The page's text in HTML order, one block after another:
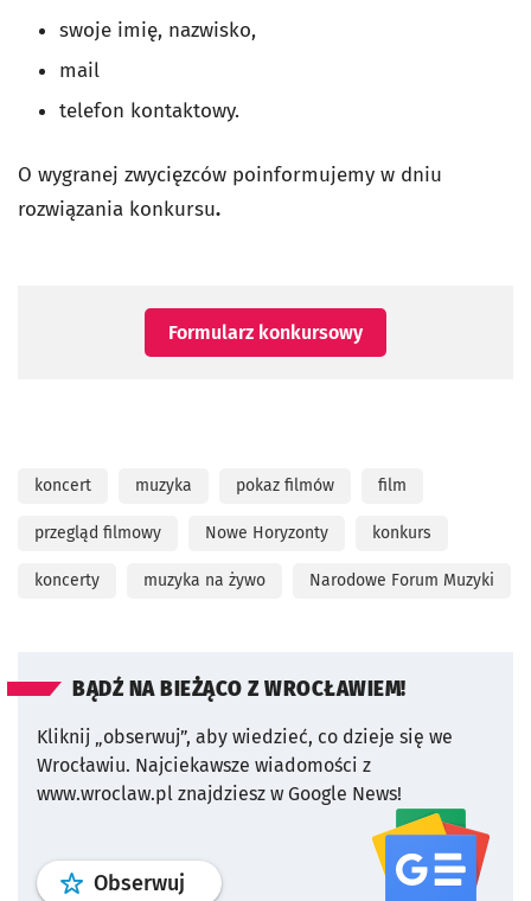
swoje imię, nazwisko,
mail
telefon kontaktowy.
O wygranej zwycięzców poinformujemy w dniu
rozwiązania konkursu.
Formularz konkursowy
koncert muzyka pokaz filmów film
przegląd filmowy Nowe Horyzonty konkurs
koncerty muzyka na żywo Narodowe Forum Muzyki
BĄDŹ NA BIEŻĄCO Z WROCŁAWIEM!
Kliknij „obserwuj”, aby wiedzieć, co dzieje się we
Wrocławiu. Najciekawsze wiadomości z
www.wroclaw.pl znajdziesz w Google News!
Obserwuj profil serwisu